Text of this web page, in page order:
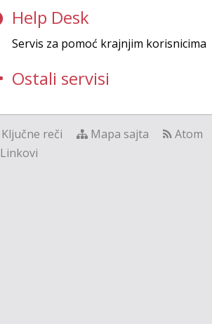
Help Desk
Servis za pomoć krajnjim korisnicima
Ostali servisi
Ključne reči Mapa sajta
Atom
Linkovi